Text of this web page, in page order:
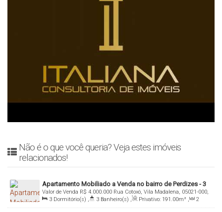
Não é o que você queria? Veja estes imóveis
relacionados!
Apartamento Mobiliado a Venda no bairro de Perdizes - 3
Suítes e 3 Vagas
R$ 4.000.000
Valor de Venda
Rua Cotoxó, Vila Madalena, 05021-000,
Perdizes, São Paulo, São Paulo, Brasil
3 Dormitório(s) , 3 Banheiro(s) , Privativo: 191 .00m² ,
2
Sala(s) , 3 Suíte(s) , Total: 191.00m² , 3 Vaga(s) ,
Útil: